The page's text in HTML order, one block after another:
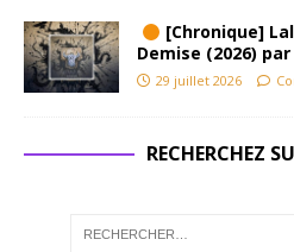
[Chronique]
Demise (2026)
29 juillet 2026
RECHERCHEZ